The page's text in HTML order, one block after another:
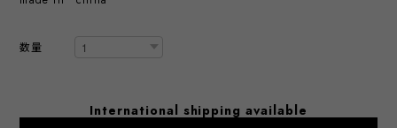
数量
International shipping available